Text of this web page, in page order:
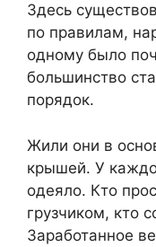
Здесь
по правилам,
одному было
большинство
порядок.
Жили они в
крышей. У
одеяло. Кто
грузчиком, кто
Заработанное